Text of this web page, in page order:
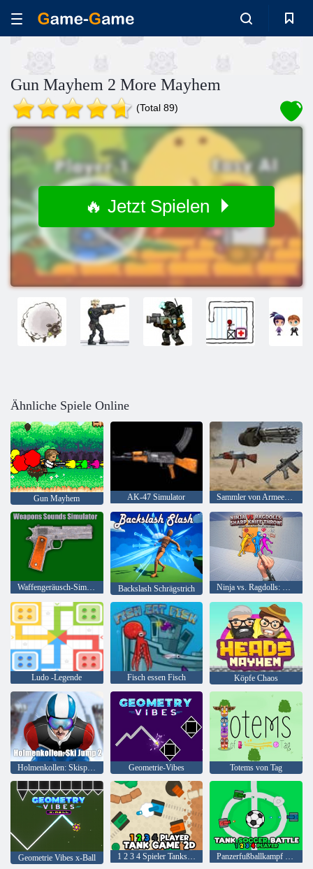
Gun Mayhem 2 More Mayhem
(Total 89)
🔥 Jetzt Spielen
Ähnliche Spiele Online
Gun Mayhem AK-47 Simulator Sammler von Armeewaffen
Waffengeräusch-Simulator Backslash Schrägstrich Ninja vs. Ragdolls: Scharfer Messerwurf!
Ludo -Legende Fisch essen Fisch Köpfe Chaos
Holmenkollen: Skisprungschanze 2 Geometrie-Vibes Totems von Tag
Geometrie Vibes x-Ball 1 2 3 4 Spieler Tankspiel 2d Panzerfußballkampf 1 2 3 4 Spieler